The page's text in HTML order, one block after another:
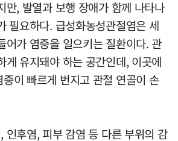
만, 발열과 보행 장애가 함께 나타나
필요하다. 급성화농성관절염은 세
어가 염증을 일으키는 질환이다. 관
게 유지돼야 하는 공간인데, 이곳에
이 빠르게 번지고 관절 연골이 손
인후염, 피부 감염 등 다른 부위의 감